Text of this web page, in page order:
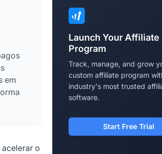
em
o
Launch Your Affiliate
Program
Track, manage, and grow
custom affiliate program
industry's most trusted
software.
Start Free Trial